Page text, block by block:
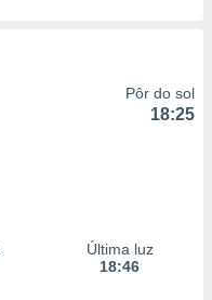
Pôr do sol
18:25
Última luz
18:46